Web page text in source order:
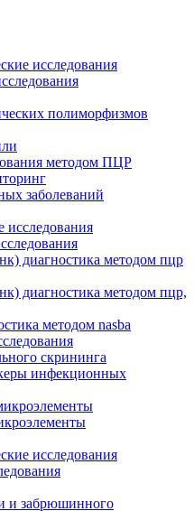
исследования
полиморфизмов
методом ПЦР
заболеваний
исследования
диагностика методом пцр
диагностика методом пцр,
методом nasba
скрининга
инфекционных
исследования
и забрюшинного